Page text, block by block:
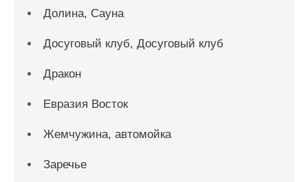
Долина, Сауна
Досуговый клуб, Досуговый клуб
Дракон
Евразия Восток
Жемчужина, автомойка
Заречье